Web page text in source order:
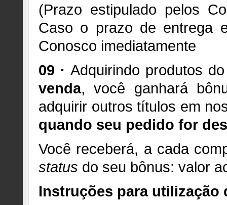
(Prazo estipulado pelos
Caso o prazo de entrega
Conosco imediatamente
09 · Adquirindo produtos
venda, você ganhará
adquirir outros títulos em
quando seu pedido for
Você receberá, a cada
status do seu bônus: valor
Instruções para utilização